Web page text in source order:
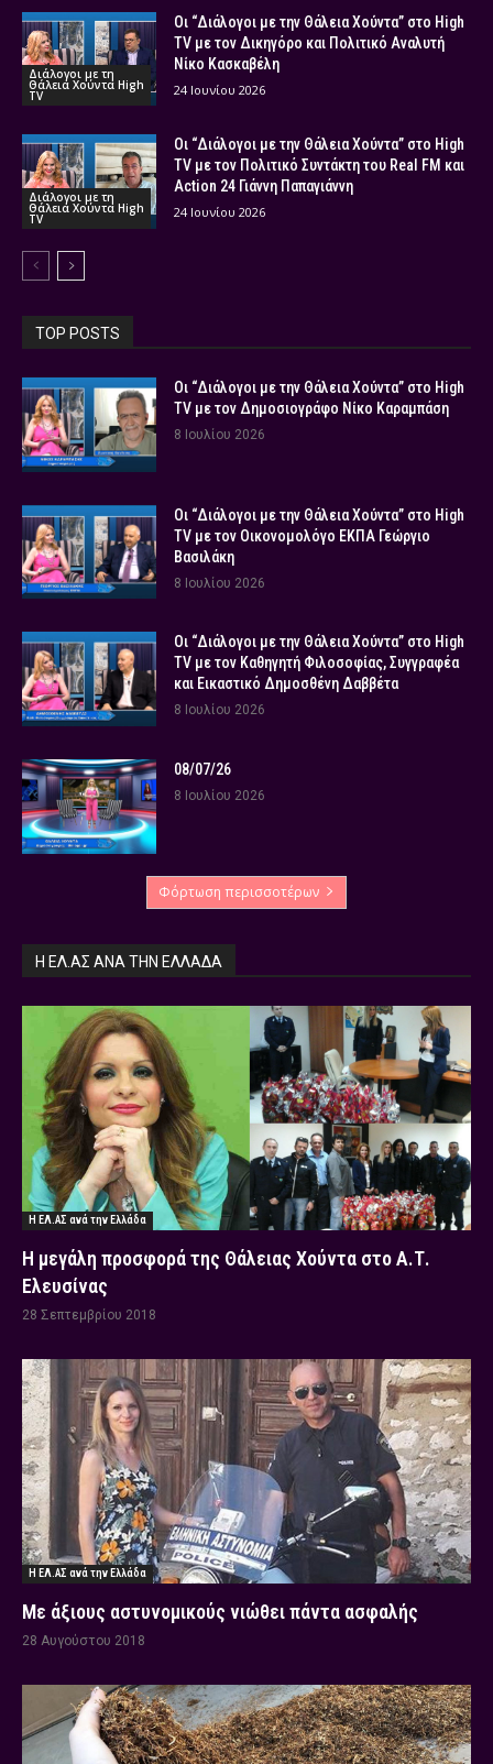
Διάλογοι με τη
Θάλεια Χούντα High
TV
Οι “Διάλογοι με την Θάλεια Χούντα” στο High
TV με τον Δικηγόρο και Πολιτικό Αναλυτή
Νίκο Κασκαβέλη
24 Ιουνίου 2026
Διάλογοι με τη
Θάλεια Χούντα High
TV
Οι “Διάλογοι με την Θάλεια Χούντα” στο High
TV με τον Πολιτικό Συντάκτη του Real FM και
Action 24 Γιάννη Παπαγιάννη
24 Ιουνίου 2026
TOP POSTS
Οι “Διάλογοι με την Θάλεια Χούντα” στο High
TV με τον Δημοσιογράφο Νίκο Καραμπάση
8 Ιουλίου 2026
Οι “Διάλογοι με την Θάλεια Χούντα” στο High
TV με τον Οικονομολόγο ΕΚΠΑ Γεώργιο
Βασιλάκη
8 Ιουλίου 2026
Οι “Διάλογοι με την Θάλεια Χούντα” στο High
TV με τον Καθηγητή Φιλοσοφίας, Συγγραφέα
και Εικαστικό Δημοσθένη Δαββέτα
8 Ιουλίου 2026
08/07/26
8 Ιουλίου 2026
Φόρτωση περισσοτέρων
Η ΕΛ.ΑΣ ΑΝΆ ΤΗΝ ΕΛΛΆΔΑ
Η ΕΛ.ΑΣ ανά την Ελλάδα
Η μεγάλη προσφορά της Θάλειας Χούντα στο Α.Τ.
Ελευσίνας
28 Σεπτεμβρίου 2018
Η ΕΛ.ΑΣ ανά την Ελλάδα
Με άξιους αστυνομικούς νιώθει πάντα ασφαλής
28 Αυγούστου 2018